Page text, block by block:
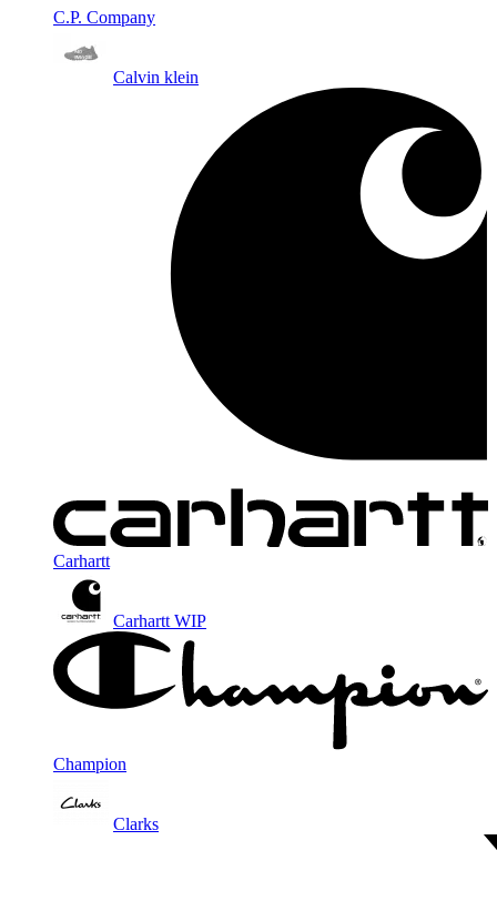
C.P. Company
Calvin klein
Carhartt
Carhartt WIP
Champion
Clarks